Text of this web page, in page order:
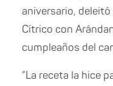
aniversario,
Cítrico con
cumpleaños del
“La receta la hice